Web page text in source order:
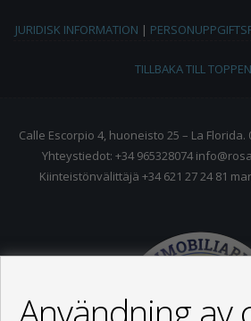
JURIDISK INFORMATION |
TILLBAKA TILL TOPPEN
Calle Escorpio 4, huoneisto 25 – La
Yhteystiedot: +34 965328074
Kiinteistönvälittäjä +34 621 27 24 81